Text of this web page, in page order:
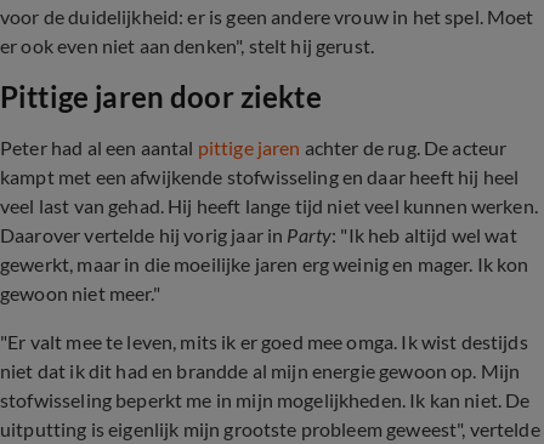
voor de duidelijkheid: er is geen andere vrouw in het spel. Moet
er ook even niet aan denken", stelt hij gerust.
Pittige jaren door ziekte
Peter had al een aantal pittige jaren achter de rug. De acteur
kampt met een afwijkende stofwisseling en daar heeft hij heel
veel last van gehad. Hij heeft lange tijd niet veel kunnen werken.
Daarover vertelde hij vorig jaar in Party: "Ik heb altijd wel wat
gewerkt, maar in die moeilijke jaren erg weinig en mager. Ik kon
gewoon niet meer."
"Er valt mee te leven, mits ik er goed mee omga. Ik wist destijds
niet dat ik dit had en brandde al mijn energie gewoon op. Mijn
stofwisseling beperkt me in mijn mogelijkheden. Ik kan niet. De
uitputting is eigenlijk mijn grootste probleem geweest", vertelde